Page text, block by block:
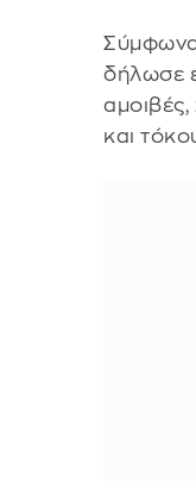
Σύμφωνα
δήλωσε
και